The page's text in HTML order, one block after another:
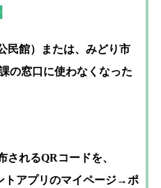
民館）または、みどり市
の窓口に使わなくなった
されるQRコードを、
トアプリのマイページ→ポ